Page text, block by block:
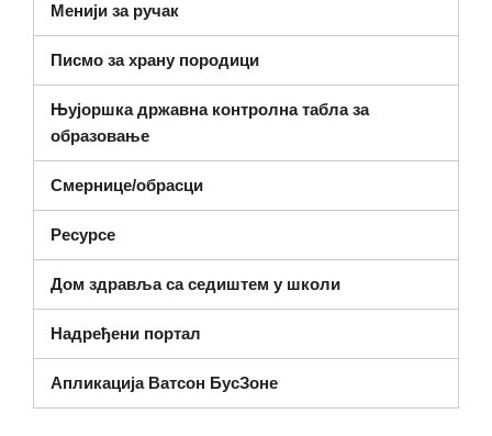
Менији за ручак
Писмо за храну породици
Њујоршка државна контролна табла за
образовање(отвара се у новом прозору)
Смернице/обрасци
Ресурсе
Дом здравља са седиштем у школи
Надређени портал
Апликација Ватсон БусЗоне